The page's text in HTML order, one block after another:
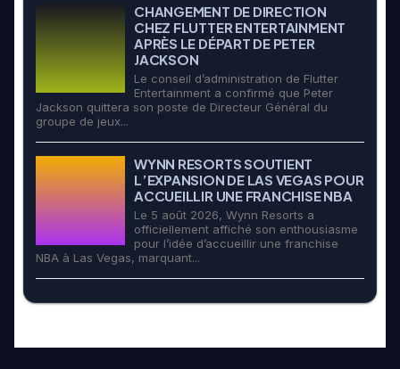
CHANGEMENT DE DIRECTION
CHEZ FLUTTER ENTERTAINMENT
APRÈS LE DÉPART DE PETER
JACKSON
Le conseil d’administration de Flutter
Entertainment a confirmé que Peter
Jackson quittera son poste de Directeur Général du
groupe de jeux...
WYNN RESORTS SOUTIENT
L’EXPANSION DE LAS VEGAS POUR
ACCUEILLIR UNE FRANCHISE NBA
Le 5 août 2026, Wynn Resorts a
officiellement affiché son enthousiasme
pour l’idée d’accueillir une franchise
NBA à Las Vegas, marquant...